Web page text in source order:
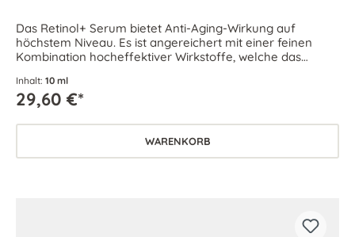
Das Retinol+ Serum bietet Anti-Aging-Wirkung auf
höchstem Niveau. Es ist angereichert mit einer feinen
Kombination hocheffektiver Wirkstoffe, welche das
Inhalt: 10 ml
29,60 €*
WARENKORB